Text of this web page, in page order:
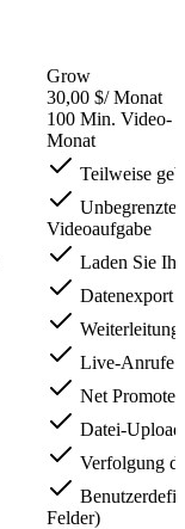
Grow
30,00 $/ Monat
100 Min. Video-
Monat
Teilweise
Unbegrenzte
Videoaufgabe
Laden Sie
Datenexport
Live-Anrufe
Net Promoter
Datei-Upload
Verfolgung
Felder)